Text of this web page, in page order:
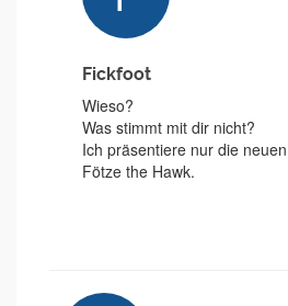
Fickfoot
Wieso?
Was stimmt mit dir nicht?
Ich präsentiere nur die
Fötze the Hawk.